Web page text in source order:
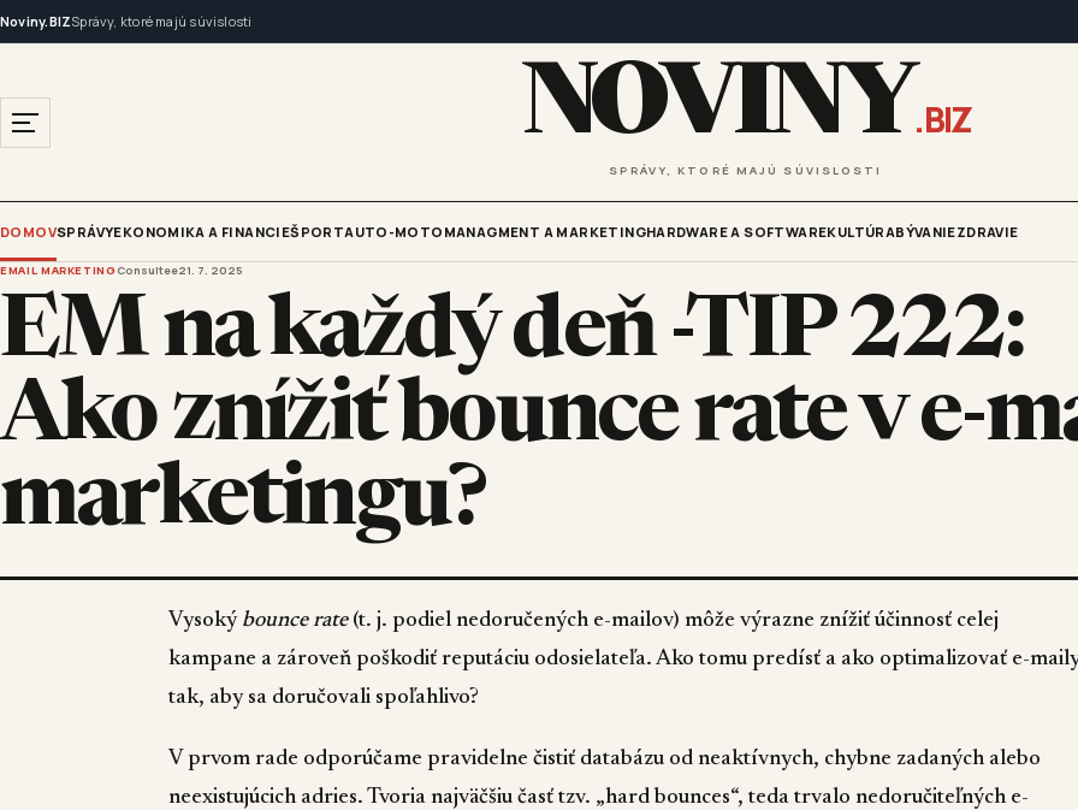
Noviny.BIZSprávy, ktoré majú súvislosti
NOVINY .BIZ
SPRÁVY, KTORÉ MAJÚ SÚVISLOSTI
DOMOVSPRÁVYEKONOMIKA A FINANCIEŠPORTAUTO-MOTO MANAGMENT A MARKETINGHARDWARE A SOFTWAREKULTÚRABÝVANIEZDRAVIE
EMAIL MARKETINGConsultee21. 7. 2025
EM na každý deň -TIP 222:
Ako znížiť bounce rate v e-
marketingu?
Vysoký bounce rate(t. j. podiel nedoručených e-mailov) môže výrazne znížiť účinnosť celej
kampane a zároveň poškodiť reputáciu odosielateľa. Ako tomu predísť a ako optimalizovať e-
tak, aby sa doručovali spoľahlivo?
V prvom rade odporúčame pravidelne čistiť databázu od neaktívnych, chybne zadaných alebo
neexistujúcich adries. Tvoria najväčšiu časť tzv. „hard bounces“, teda trvalo nedoručiteľných e-